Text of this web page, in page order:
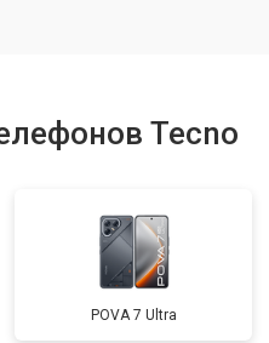
Tecno
POVA 7 Ultra